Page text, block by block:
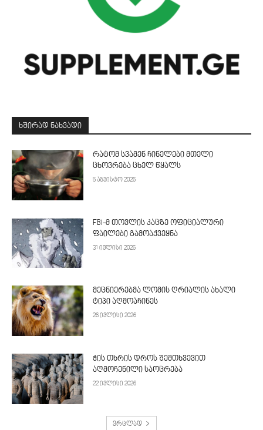
ᲮᲨᲘᲠᲐᲓ ᲜᲐᲮᲕᲐᲓᲘ
რატომ სვამენ ჩინელები მთელი
ცხოვრება ცხელ წყალს
5 აგვისტო 2026
FBI-მ თოვლის კაცზე ოფიციალური
ფაილები გამოაქვეყნა
31 ივლისი 2026
მეცნიერებმა ლომის ღრიალის ახალი
ტიპი აღმოაჩინეს
26 ივლისი 2026
ჭის თხრის დროს შემთხვევით
აღმოჩენილი საოცრება
22 ივლისი 2026
ვრცლად